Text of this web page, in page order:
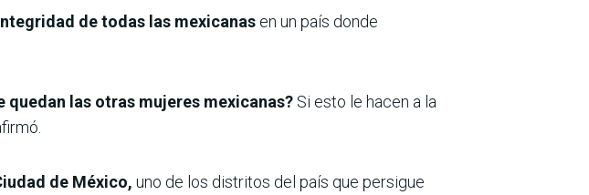
de todas las mexicanas en un país donde
quedan las otras mujeres mexicanas? Si esto le hacen a la
de México, uno de los distritos del país que persigue